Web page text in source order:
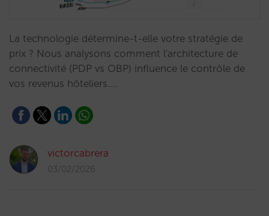
La technologie détermine-t-elle votre stratégie de
prix ? Nous analysons comment l'architecture de
connectivité (PDP vs OBP) influence le contrôle de
vos revenus hôteliers.…
victorcabrera
03/02/2026